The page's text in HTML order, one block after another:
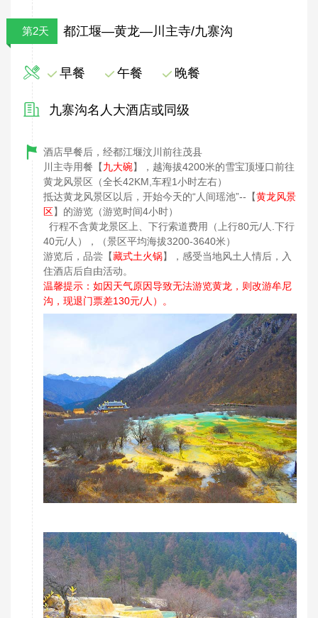
第2天 都江堰—黄龙—川主寺/九寨沟
早餐 午餐 晚餐
九寨沟名人大酒店或同级
酒店早餐后，经都江堰汶川前往茂县
川主寺用餐【九大碗】，越海拔4200米的雪宝顶垭口前往
黄龙风景区（全长42KM,车程1小时左右）
抵达黄龙风景区以后，开始今天的“人间瑶池”--【黄龙风景
区】的游览（游览时间4小时）
行程不含黄龙景区上、下行索道费用（上行80元/人.下行
40元/人），（景区平均海拔3200-3640米）
游览后，品尝【藏式土火锅】，感受当地风土人情后，入
住酒店后自由活动。
温馨提示：如因天气原因导致无法游览黄龙，则改游牟尼
沟，现退门票差130元/人）。